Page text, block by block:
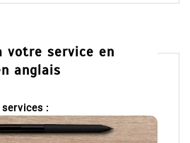
votre service en
anglais
: